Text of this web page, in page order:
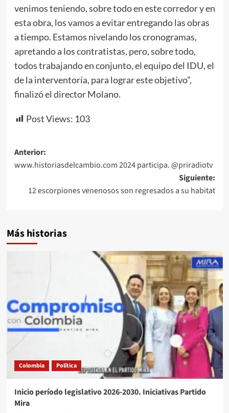
venimos teniendo, sobre todo en este corredor y en
esta obra, los vamos a evitar entregando las obras
a tiempo. Estamos nivelando los cronogramas,
apretando a los contratistas, pero, sobre todo,
todos trabajando en conjunto, el equipo del IDU, el
de la interventoría, para lograr este objetivo”,
finalizó el director Molano.
Post Views: 103
Navegación
de
entradas
Anterior:
www.historiasdelcambio.com 2024 participa. @priradiotv
Siguiente:
12 escorpiones venenosos son regresados a su habitat
Más historias
Colombia Política
Inicio período legislativo 2026-2030. Iniciativas Partido
Mira